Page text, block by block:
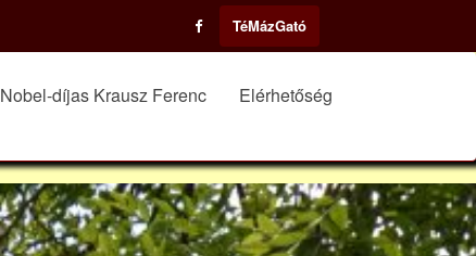
TéMázGató
Nobel-díjas Krausz Ferenc Elérhetőség